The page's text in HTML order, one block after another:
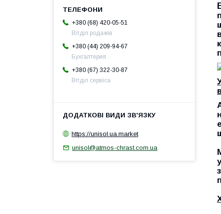
+380 (68) 420-05-51
Вітділ родажів
+380 (44) 209-94-67
Бухгалтерия
+380 (67) 322-30-87
Вітділ сервіса
https://unisol.ua.market
unisol@atmos-chrast.com.ua